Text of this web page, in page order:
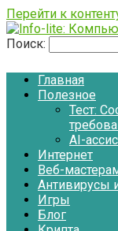
Перейти к
Поиск:
Главная
Полезное
Тест:
AI-
Интернет
Веб-
Антивирусы
Игры
Блог